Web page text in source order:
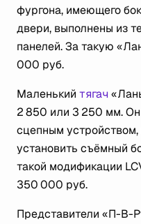
фургона, имеющего
двери, выполнены из
панелей. За такую
000 руб.
Маленький тягач
2 850 или 3 250 мм.
сцепным
установить съёмный
такой модификации
350 000 руб.
Представители «П-В-